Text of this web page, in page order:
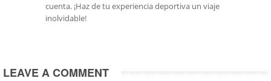
cuenta. ¡Haz de tu experiencia deportiva un viaje
inolvidable!
LEAVE A COMMENT